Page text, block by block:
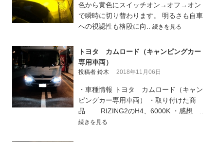
色から黄色にスイッチオン→オフ→オン
で瞬時に切り替わります。 明るさも自車
への視認性も格段に向.. 続きを見る
トヨタ カムロード（キャンピングカー
専用車両）
投稿者 鈴木 2018年11月06日
・車種情報 トヨタ カムロード（キャン
ピングカー専用車両） ・取り付けた商
品 RIZING2のH4、6000K ・感想 ..
続きを見る